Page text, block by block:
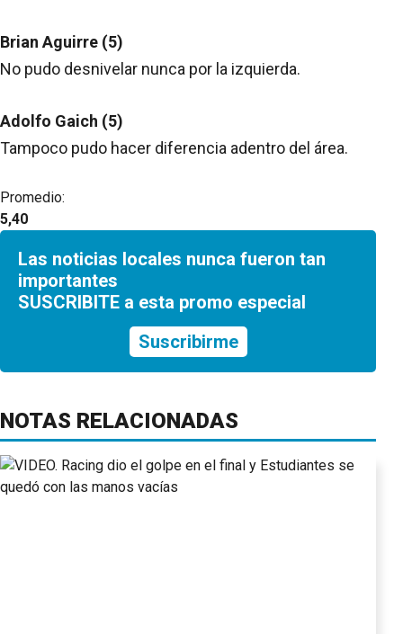
Brian Aguirre (5)
No pudo desnivelar nunca por la izquierda.
Adolfo Gaich (5)
Tampoco pudo hacer diferencia adentro del área.
Promedio:
5,40
Las noticias locales nunca fueron tan
importantes
SUSCRIBITE a esta promo especial
Suscribirme
NOTAS RELACIONADAS